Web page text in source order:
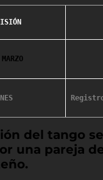
del tango
una pareja